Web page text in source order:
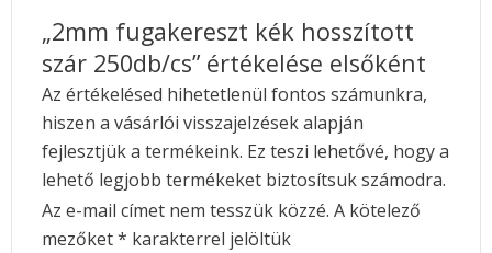
„2mm fugakereszt kék hosszított
szár 250db/cs” értékelése elsőként
Az értékelésed hihetetlenül fontos számunkra,
hiszen a vásárlói visszajelzések alapján
fejlesztjük a termékeink. Ez teszi lehetővé, hogy a
lehető legjobb termékeket biztosítsuk számodra.
Az e-mail címet nem tesszük közzé. A kötelező
mezőket* karakterrel jelöltük